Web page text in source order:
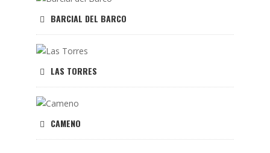
BARCIAL DEL BARCO
LAS TORRES
CAMENO